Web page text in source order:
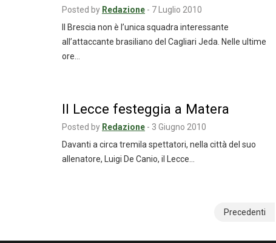
Posted by Redazione - 7 Luglio 2010
Il Brescia non è l’unica squadra interessante
all’attaccante brasiliano del Cagliari Jeda. Nelle ultime
ore…
Il Lecce festeggia a Matera
Posted by Redazione - 3 Giugno 2010
Davanti a circa tremila spettatori, nella città del suo
allenatore, Luigi De Canio, il Lecce…
Precedenti